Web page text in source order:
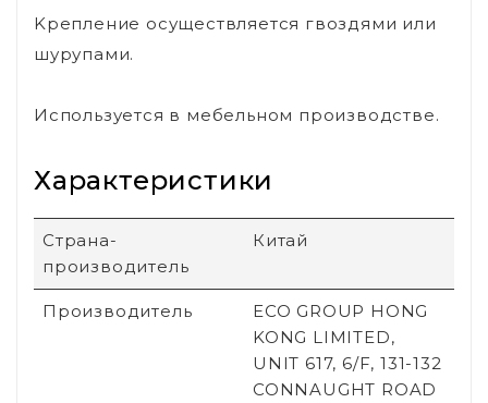
Kрепление осуществляется гвоздями или
шурупами.
Используется в мебельном производстве.
Характеристики
Страна-
производитель
Китай
Производитель
ECO GROUP HONG
KONG LIMITED,
UNIT 617, 6/F, 131-132
CONNAUGHT ROAD